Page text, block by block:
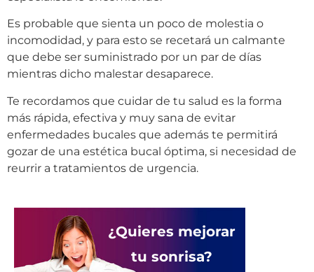
Es probable que sienta un poco de molestia o
incomodidad, y para esto se recetará un calmante
que debe ser suministrado por un par de días
mientras dicho malestar desaparece.
Te recordamos que cuidar de tu salud es la forma
más rápida, efectiva y muy sana de evitar
enfermedades bucales que además te permitirá
gozar de una estética bucal óptima, si necesidad de
reurrir a tratamientos de urgencia.
¿Quieres mejorar
tu sonrisa?